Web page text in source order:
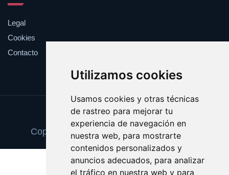
Utilizamos cookies
Usamos cookies y otras técnicas
de rastreo para mejorar tu
experiencia de navegación en
nuestra web, para mostrarte
contenidos personalizados y
anuncios adecuados, para analizar
el tráfico en nuestra web y para
Legal
Cookies
Contacto
Update cookies preferences
Copyright © 2025 comidaafrodisiaca.com